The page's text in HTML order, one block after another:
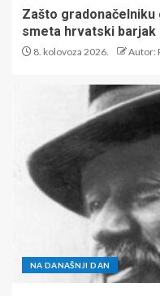
Zašto gradonačelniku
smeta hrvatski barjak
8. kolovoza 2026. Autor:
NA DANAŠNJI DAN